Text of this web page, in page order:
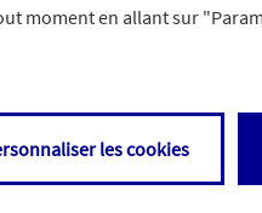
moment en allant sur
les cookies